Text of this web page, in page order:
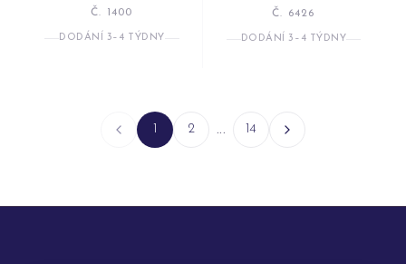
Č. 1400
DODÁNÍ 3–4 TÝDNY
Č. 6426
DODÁNÍ 3–4 TÝDNY
1 2 ... 14